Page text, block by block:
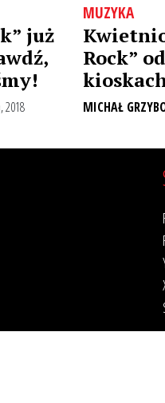
już
2018
MUZYKA
Rock”
MICHAŁ